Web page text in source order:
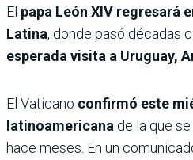
El papa León XIV regresará
Latina, donde pasó décadas
esperada visita a Uruguay,
El Vaticano confirmó este
latinoamericana de la que
hace meses. En un